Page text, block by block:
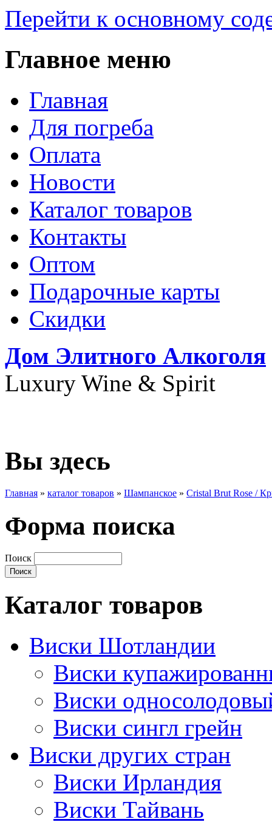
Перейти к основному
Главное меню
Главная
Для погреба
Оплата
Новости
Каталог товаров
Контакты
Оптом
Подарочные карты
Скидки
Дом Элитного Алкоголя
Luxury Wine & Spirit
Вы здесь
Главная » каталог товаров » Шампанское » Cristal Brut Rose /
Форма поиска
Поиск
Каталог товаров
Виски Шотландии
Виски
Виски
Виски сингл грейн
Виски других стран
Виски Ирландия
Виски Тайвань